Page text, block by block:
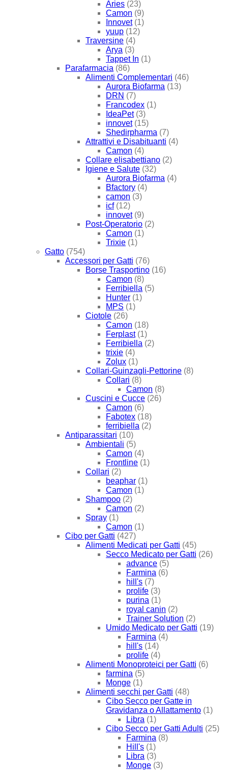
Aries (23)
Camon (9)
Innovet (1)
yuup (12)
Traversine (4)
Arya (3)
Tappet In (1)
Parafarmacia (86)
Alimenti Complementari (46)
Aurora Biofarma (13)
DRN (7)
Francodex (1)
IdeaPet (3)
innovet (15)
Shedirpharma (7)
Attrattivi e Disabituanti (4)
Camon (4)
Collare elisabettiano (2)
Igiene e Salute (32)
Aurora Biofarma (4)
Bfactory (4)
camon (3)
icf (12)
innovet (9)
Post-Operatorio (2)
Camon (1)
Trixie (1)
Gatto (754)
Accessori per Gatti (76)
Borse Trasportino (16)
Camon (8)
Ferribiella (5)
Hunter (1)
MPS (1)
Ciotole (26)
Camon (18)
Ferplast (1)
Ferribiella (2)
trixie (4)
Zolux (1)
Collari-Guinzagli-Pettorine (8)
Collari (8)
Camon (8)
Cuscini e Cucce (26)
Camon (6)
Fabotex (18)
ferribiella (2)
Antiparassitari (10)
Ambientali (5)
Camon (4)
Frontline (1)
Collari (2)
beaphar (1)
Camon (1)
Shampoo (2)
Camon (2)
Spray (1)
Camon (1)
Cibo per Gatti (427)
Alimenti Medicati per Gatti (45)
Secco Medicato per Gatti (26)
advance (5)
Farmina (6)
hill's (7)
prolife (3)
purina (1)
royal canin (2)
Trainer Solution (2)
Umido Medicato per Gatti (19)
Farmina (4)
hill's (14)
prolife (4)
Alimenti Monoproteici per Gatti (6)
farmina (5)
Monge (1)
Alimenti secchi per Gatti (48)
Cibo Secco per Gatte in
Gravidanza o Allattamento (1)
Libra (1)
Cibo Secco per Gatti Adulti (25)
Farmina (8)
Hill's (1)
Libra (3)
Monge (3)